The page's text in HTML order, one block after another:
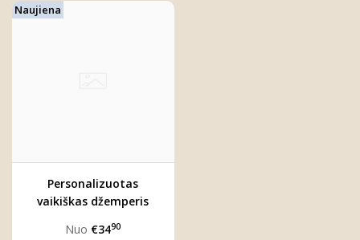
Naujiena
Personalizuotas
vaikiškas džemperis
Nuo €3490